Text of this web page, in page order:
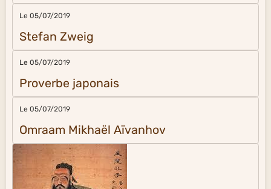
Le 05/07/2019
Stefan Zweig
Le 05/07/2019
Proverbe japonais
Le 05/07/2019
Omraam Mikhaël Aïvanhov